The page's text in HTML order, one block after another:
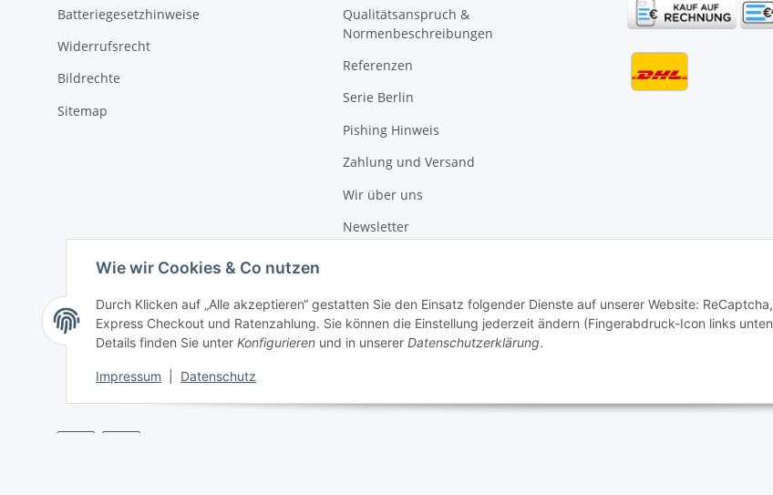
Batteriegesetzhinweise
Widerrufsrecht
Bildrechte
Sitemap
Qualitätsanspruch &
Normenbeschreibungen
Referenzen
Serie Berlin
Pishing Hinweis
Zahlung und Versand
Wir über uns
Newsletter
Wie wir Cookies & Co nutzen
Durch Klicken auf „Alle akzeptieren“ gestatten Sie den Einsatz folgender Dienste auf unserer Website:
Express Checkout und Ratenzahlung. Sie können die Einstellung jederzeit ändern (Fingerabdruck-Icon links
Details finden Sie unter Konfigurieren und in unserer Datenschutzerklärung.
Impressum Datenschutz